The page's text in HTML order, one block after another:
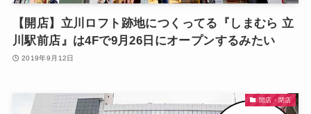
【開店】立川ロフト跡地につくってる『しまむら 立
川駅前店』は4Fで9月26日にオープンするみたい
2019年9月12日
開店・閉店